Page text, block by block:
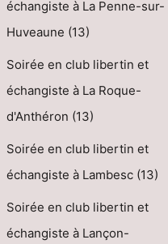
échangiste à La Penne-sur-
Huveaune (13)
Soirée en club libertin et
échangiste à La Roque-
d'Anthéron (13)
Soirée en club libertin et
échangiste à Lambesc (13)
Soirée en club libertin et
échangiste à Lançon-